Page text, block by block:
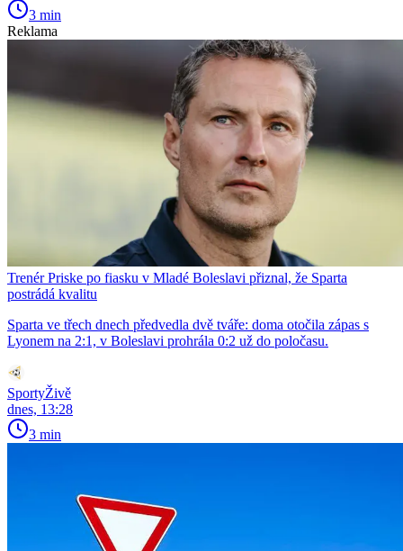
3 min
Reklama
Trenér Priske po fiasku v Mladé Boleslavi přiznal, že Sparta
postrádá kvalitu
Sparta ve třech dnech předvedla dvě tváře: doma otočila zápas s
Lyonem na 2:1, v Boleslavi prohrála 0:2 už do poločasu.
SportyŽivě
dnes, 13:28
3 min